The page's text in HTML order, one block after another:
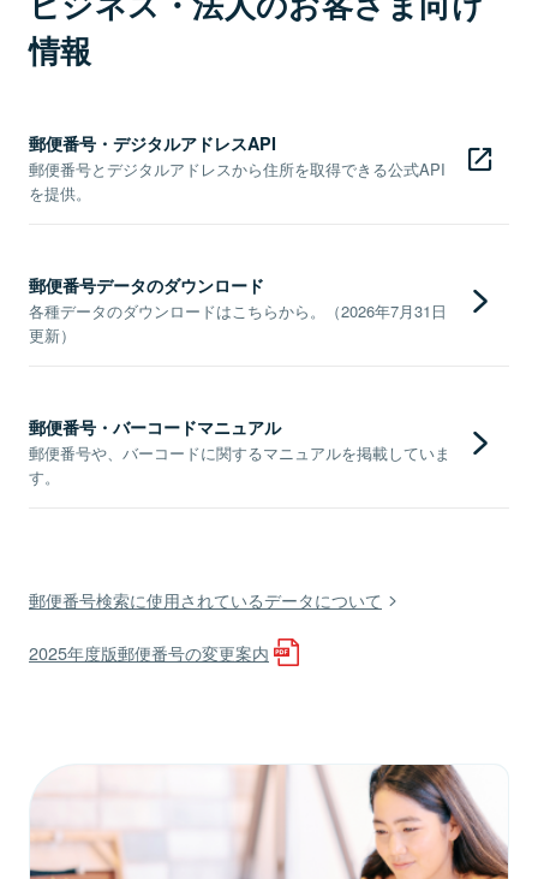
情報
郵便番号・デジタルアドレスAPI
郵便番号とデジタルアドレスから住所を取得できる公式API
を提供。
郵便番号データのダウンロード
各種データのダウンロードはこちらから。（2026年7月31日
更新）
郵便番号・バーコードマニュアル
郵便番号や、バーコードに関するマニュアルを掲載していま
す。
郵便番号検索に使用されているデータについて
2025年度版郵便番号の変更案内